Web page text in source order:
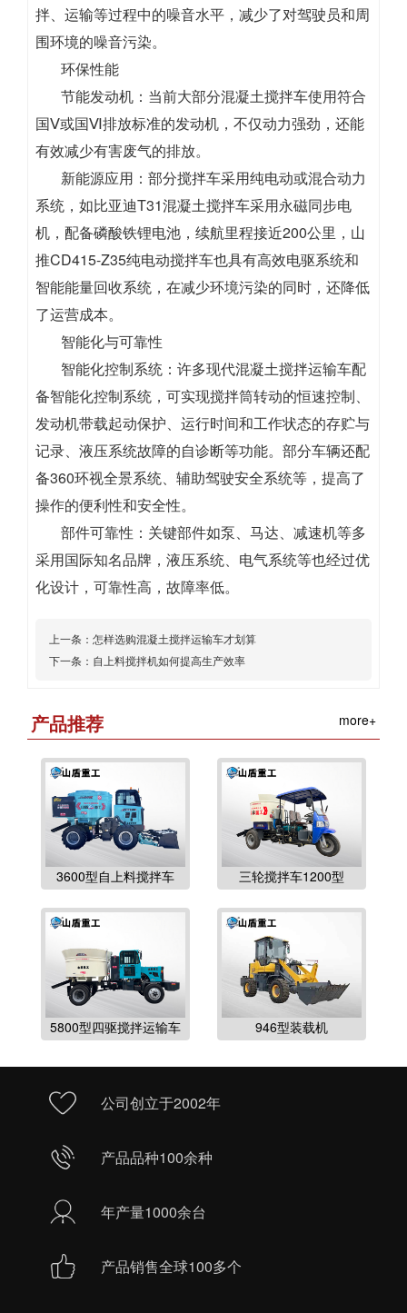
拌、运输等过程中的噪音水平，减少了对驾驶员和周
围环境的噪音污染。
环保性能
节能发动机：当前大部分混凝土搅拌车使用符合
国Ⅴ或国Ⅵ排放标准的发动机，不仅动力强劲，还能
有效减少有害废气的排放。
新能源应用：部分搅拌车采用纯电动或混合动力
系统，如比亚迪T31混凝土搅拌车采用永磁同步电
机，配备磷酸铁锂电池，续航里程接近200公里，山
推CD415-Z35纯电动搅拌车也具有高效电驱系统和
智能能量回收系统，在减少环境污染的同时，还降低
了运营成本。
智能化与可靠性
智能化控制系统：许多现代混凝土搅拌运输车配
备智能化控制系统，可实现搅拌筒转动的恒速控制、
发动机带载起动保护、运行时间和工作状态的存贮与
记录、液压系统故障的自诊断等功能。部分车辆还配
备360环视全景系统、辅助驾驶安全系统等，提高了
操作的便利性和安全性。
部件可靠性：关键部件如泵、马达、减速机等多
采用国际知名品牌，液压系统、电气系统等也经过优
化设计，可靠性高，故障率低。
上一条： 怎样选购混凝土搅拌运输车才划算
下一条： 自上料搅拌机如何提高生产效率
产品推荐 more+
3600型自上料搅拌车 三轮搅拌车1200型
5800型四驱搅拌运输车 946型装载机
公司创立于2002年
产品品种100余种
年产量1000余台
产品销售全球100多个